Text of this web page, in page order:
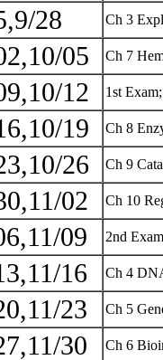
28 Ch 3
05 Ch 7
12 1st
19 Ch 8
26 Ch 9
02 Ch 10
09 2nd
16 Ch 4
23 Ch 5
30 Ch 6